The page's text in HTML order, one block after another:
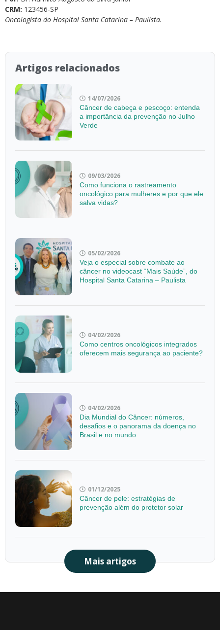
CRM: 123456-SP
Oncologista do Hospital Santa Catarina – Paulista.
Artigos relacionados
14/07/2026
Câncer de cabeça e pescoço: entenda
a importância da prevenção no Julho
Verde
09/03/2026
Como funciona o rastreamento
oncológico para mulheres e por que ele
salva vidas?
05/02/2026
Veja o especial sobre combate ao
câncer no videocast “Mais Saúde”, do
Hospital Santa Catarina – Paulista
04/02/2026
Como centros oncológicos integrados
oferecem mais segurança ao paciente?
04/02/2026
Dia Mundial do Câncer: números,
desafios e o panorama da doença no
Brasil e no mundo
01/12/2025
Câncer de pele: estratégias de
prevenção além do protetor solar
Mais artigos